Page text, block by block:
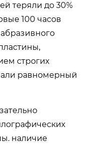
теряли до 30%
100 часов
строгих
равномерный
наличие